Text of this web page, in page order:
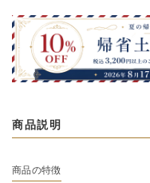
商品説明
商品の特徴